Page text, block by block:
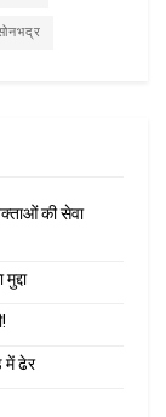
की सेवा
में ढेर